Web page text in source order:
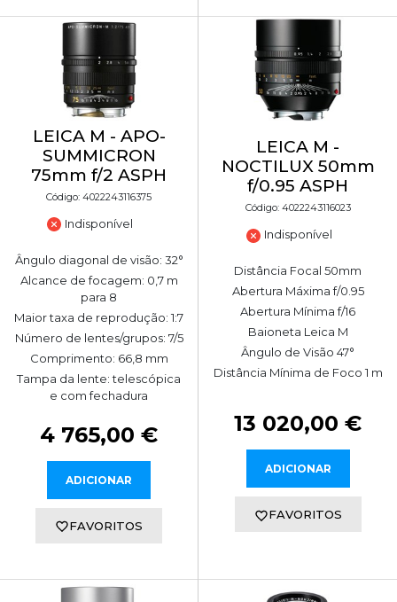
LEICA M - APO-
SUMMICRON
75mm f/2 ASPH
Código: 4022243116375
Indisponível
Ângulo diagonal de visão: 32°
Alcance de focagem: 0,7 m
para 8
Maior taxa de reprodução: 1:7
Número de lentes/grupos: 7/5
Comprimento: 66,8 mm
Tampa da lente: telescópica
e com fechadura
4 765,00 €
ADICIONAR
FAVORITOS
LEICA M -
NOCTILUX 50mm
f/0.95 ASPH
Código: 4022243116023
Indisponível
Distância Focal 50mm
Abertura Máxima f/0.95
Abertura Mínima f/16
Baioneta Leica M
Ângulo de Visão 47°
Distância Mínima de Foco 1 m
13 020,00 €
ADICIONAR
FAVORITOS